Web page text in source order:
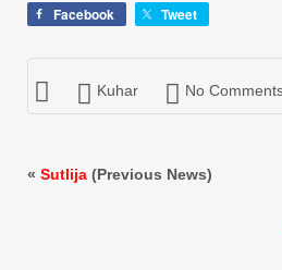
Facebook Tweet
Kuhar No
« Sutlija (Previous News)